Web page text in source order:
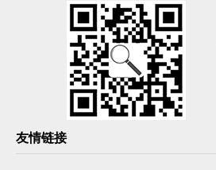
友情链接